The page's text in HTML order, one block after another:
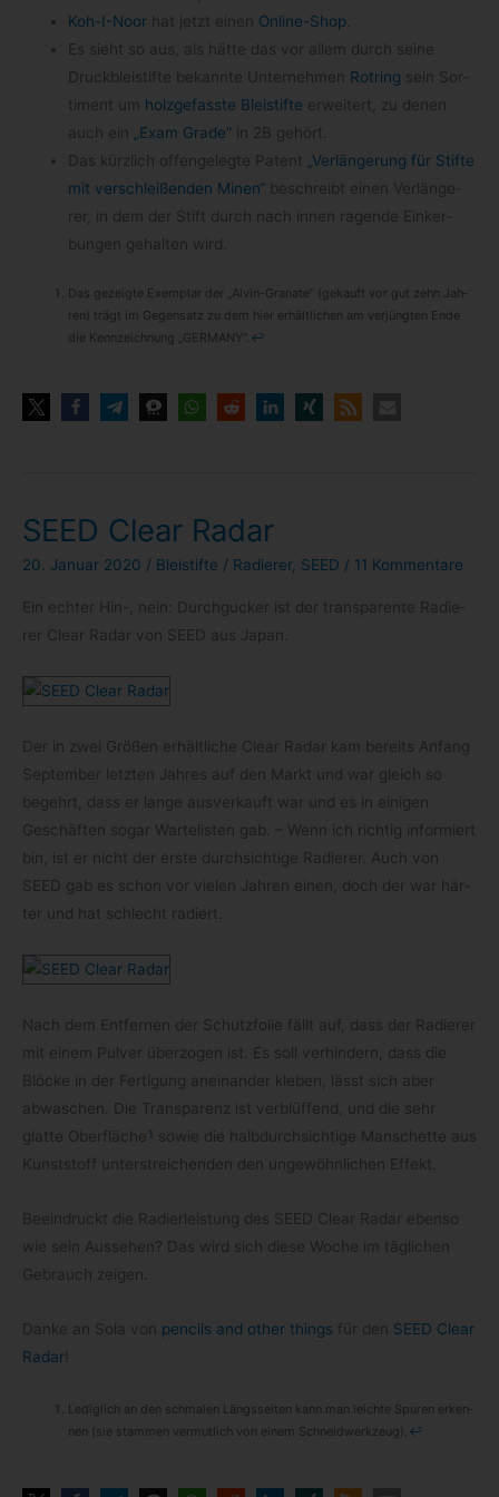
Koh-​I-​Noor hat jetzt einen Online-​Shop
Es sieht so aus, als hätte das vor allem durch seine
Druck­blei­stifte bekannte Unter­neh­men Rot­ring sein Sor­
ti­ment um holz­ge­fasste Blei­stifte erwei­tert, zu denen
auch ein „Exam Grade“ in 2B gehört.
Das kürz­lich offen­ge­legte Patent „Ver­län­ge­rung für Stifte
mit ver­schlei­ßen­den Minen“ beschreibt einen Ver­län­ge­
rer, in dem der Stift durch nach innen ragende Ein­ker­
bun­gen gehal­ten wird.
Das gezeigte Exem­plar der „Alvin-​Granate“ (gekauft vor gut zehn Jah­
ren) trägt im Gegen­satz zu dem hier erhält­li­chen am ver­jüng­ten Ende
die Kenn­zeich­nung „GERMANY“. ↩
SEED Clear Radar
20. Januar 2020 / Bleistifte / Radierer SEED / 11 Kommentare
Ein ech­ter Hin-, nein: Durch­gu­cker ist der trans­pa­rente Radie­
rer Clear Radar von SEED aus Japan.
Der in zwei Grö­ßen erhält­li­che Clear Radar kam bereits Anfang
Sep­tem­ber letz­ten Jah­res auf den Markt und war gleich so
begehrt, dass er lange aus­ver­kauft war und es in eini­gen
Geschäf­ten sogar War­te­lis­ten gab. – Wenn ich rich­tig infor­miert
bin, ist er nicht der erste durch­sich­tige Radie­rer. Auch von
SEED gab es schon vor vie­len Jah­ren einen, doch der war här­
ter und hat schlecht radiert.
Nach dem Ent­fer­nen der Schutz­fo­lie fällt auf, dass der Radie­rer
mit einem Pul­ver über­zo­gen ist. Es soll ver­hin­dern, dass die
Blö­cke in der Fer­ti­gung anein­an­der kle­ben, lässt sich aber
abwa­schen. Die Trans­pa­renz ist ver­blüf­fend, und die sehr
glatte Ober­flä­che 1 sowie die halb­durch­sich­tige Man­schette aus
Kunst­stoff unter­strei­chen­den den unge­wöhn­li­chen Effekt.
Beein­druckt die Radier­leis­tung des SEED Clear Radar ebenso
wie sein Aus­se­hen? Das wird sich diese Woche im täg­li­chen
Gebrauch zeigen.
Danke an Sola von pen­cils and other things für den SEED Clear
Radar
Ledig­lich an den schma­len Längs­sei­ten kann man leichte Spu­ren erken­
nen (sie stam­men ver­mut­lich von einem Schneid­werk­zeug). ↩